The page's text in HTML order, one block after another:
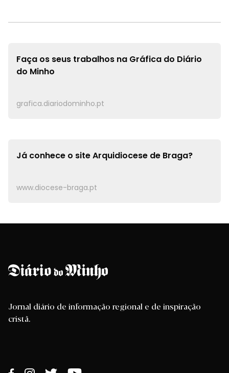
Faça os seus trabalhos na Gráfica do Diário
do Minho
grafica.diariodominho.pt
Já conhece o siteArquidiocese de Braga?
www.diocese-braga.pt
Jornal diário de informação regional e de inspiração
cristã.